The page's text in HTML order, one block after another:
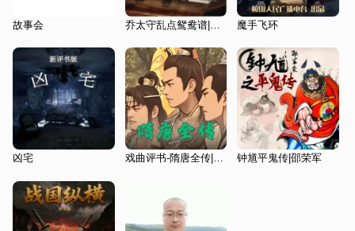
故事会 乔太守乱点鸳鸯谱|曹云金单口 魔手飞环
凶宅 戏曲评书-隋唐全传|203回 钟馗平鬼传|邵荣军